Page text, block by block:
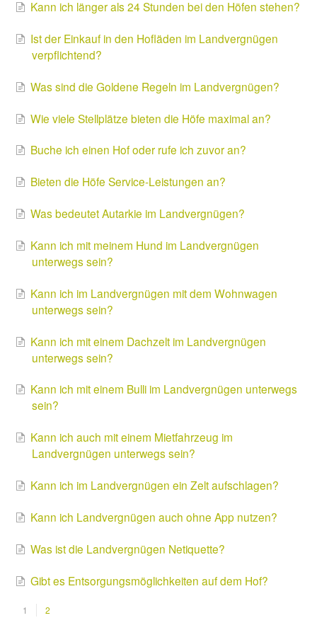
Kann ich länger als 24 Stunden bei den Höfen stehen?
Ist der Einkauf in den Hofläden im Landvergnügen
verpflichtend?
Was sind die Goldene Regeln im Landvergnügen?
Wie viele Stellplätze bieten die Höfe maximal an?
Buche ich einen Hof oder rufe ich zuvor an?
Bieten die Höfe Service-Leistungen an?
Was bedeutet Autarkie im Landvergnügen?
Kann ich mit meinem Hund im Landvergnügen
unterwegs sein?
Kann ich im Landvergnügen mit dem Wohnwagen
unterwegs sein?
Kann ich mit einem Dachzelt im Landvergnügen
unterwegs sein?
Kann ich mit einem Bulli im Landvergnügen unterwegs
sein?
Kann ich auch mit einem Mietfahrzeug im
Landvergnügen unterwegs sein?
Kann ich im Landvergnügen ein Zelt aufschlagen?
Kann ich Landvergnügen auch ohne App nutzen?
Was ist die Landvergnügen Netiquette?
Gibt es Entsorgungsmöglichkeiten auf dem Hof?
1 2